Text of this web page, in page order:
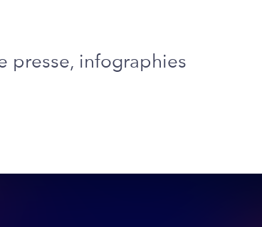
presse, infographies